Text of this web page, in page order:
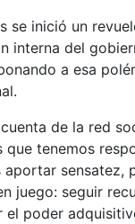
se inició un
interna del
a esa
de la red
que tenemos
sensatez,
juego: seguir
el poder